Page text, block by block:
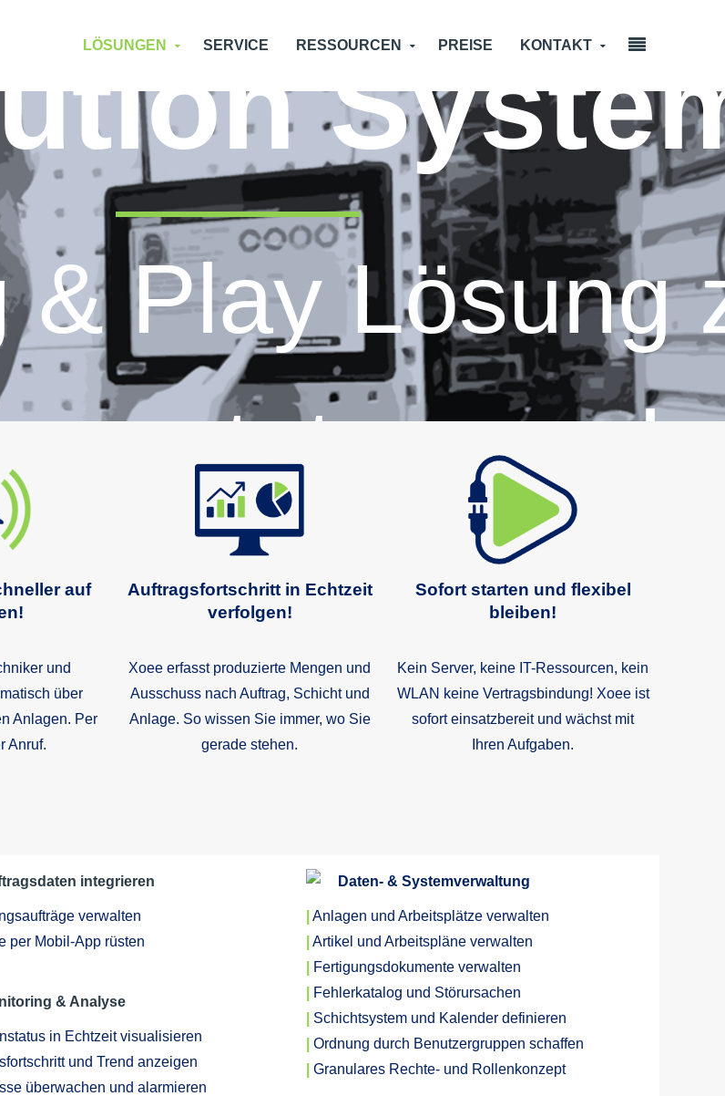
LÖSUNGEN SERVICE RESSOURCEN PREISE KONTAKT
& Play Lösung
und
auf
und
über
Anlagen. Per
Anruf.
Auftragsfortschritt in Echtzeit
verfolgen!
Xoee erfasst produzierte Mengen und
Ausschuss nach Auftrag, Schicht und
Anlage. So wissen Sie immer, wo Sie
gerade stehen.
Sofort starten und flexibel
bleiben!
Kein Server, keine IT-Ressourcen, kein
WLAN keine Vertragsbindung! Xoee ist
sofort einsatzbereit und wächst mit
Ihren Aufgaben.
integrieren
verwalten
per Mobil-App rüsten
& Analyse
in Echtzeit visualisieren
und Trend anzeigen
überwachen und alarmieren
Daten- & Systemverwaltung
Anlagen und Arbeitsplätze verwalten
Artikel und Arbeitspläne verwalten
Fertigungsdokumente verwalten
Fehlerkatalog und Störursachen
Schichtsystem und Kalender definieren
Ordnung durch Benutzergruppen schaffen
Granulares Rechte- und Rollenkonzept